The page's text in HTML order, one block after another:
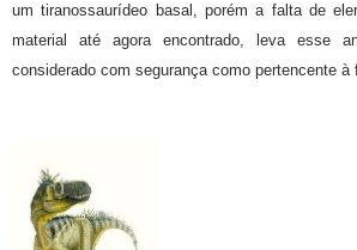
um tiranossaurídeo basal, porém a falta de
material até agora encontrado, leva esse
considerado com segurança como pertencente à